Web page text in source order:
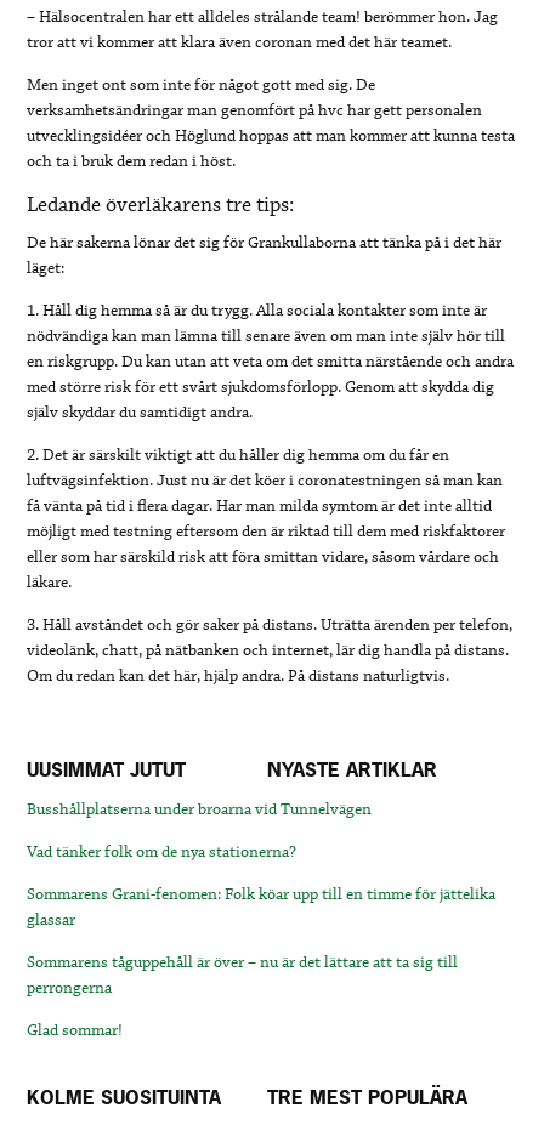
– Hälsocentralen har ett alldeles strålande team! berömmer hon. Jag
tror att vi kommer att klara även coronan med det här teamet.
Men inget ont som inte för något gott med sig. De
verksamhetsändringar man genomfört på hvc har gett personalen
utvecklingsidéer och Höglund hoppas att man kommer att kunna testa
och ta i bruk dem redan i höst.
Ledande överläkarens tre tips:
De här sakerna lönar det sig för Grankullaborna att tänka på i det här
läget:
1. Håll dig hemma så är du trygg. Alla sociala kontakter som inte är
nödvändiga kan man lämna till senare även om man inte själv hör till
en riskgrupp. Du kan utan att veta om det smitta närstående och andra
med större risk för ett svårt sjukdomsförlopp. Genom att skydda dig
själv skyddar du samtidigt andra.
2. Det är särskilt viktigt att du håller dig hemma om du får en
luftvägsinfektion. Just nu är det köer i coronatestningen så man kan
få vänta på tid i flera dagar. Har man milda symtom är det inte alltid
möjligt med testning eftersom den är riktad till dem med riskfaktorer
eller som har särskild risk att föra smittan vidare, såsom vårdare och
läkare.
3. Håll avståndet och gör saker på distans. Uträtta ärenden per telefon,
videolänk, chatt, på nätbanken och internet, lär dig handla på distans.
Om du redan kan det här, hjälp andra. På distans naturligtvis.
UUSIMMAT JUTUT NYASTE ARTIKLAR
Busshållplatserna under broarna vid Tunnelvägen
Vad tänker folk om de nya stationerna?
Sommarens Grani-fenomen: Folk köar upp till en timme för jättelika
glassar
Sommarens tåguppehåll är över – nu är det lättare att ta sig till
perrongerna
Glad sommar!
KOLME SUOSITUINTA TRE MEST POPULÄRA